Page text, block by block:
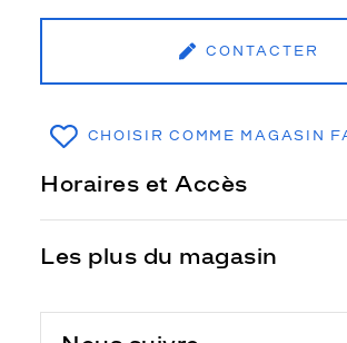
CONTACTER
CHOISIR COMME MAGASIN
Horaires et Accès
Les plus du magasin